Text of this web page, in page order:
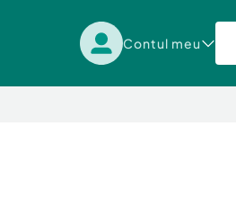
Contul meu